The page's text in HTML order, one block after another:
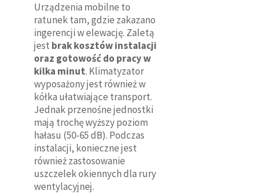
Urządzenia mobilne to
ratunek tam, gdzie zakazano
ingerencji w elewację. Zaletą
jest brak kosztów instalacji
oraz gotowość do pracy w
kilka minut. Klimatyzator
wyposażony jest również w
kółka ułatwiające transport.
Jednak przenośne jednostki
mają trochę wyższy poziom
hałasu (50-65 dB). Podczas
instalacji, konieczne jest
również zastosowanie
uszczelek okiennych dla rury
wentylacyjnej.